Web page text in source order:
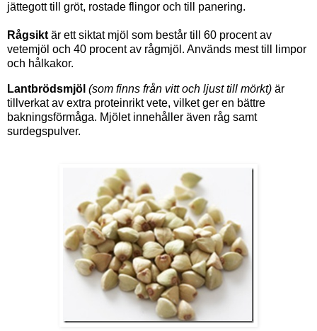
jättegott till gröt, rostade flingor och till panering.
Rågsiktär ett siktat mjöl som består till 60 procent av
vetemjöl och 40 procent av rågmjöl. Används mest till limpor
och hålkakor.
Lantbrödsmjöl (som finns från vitt och ljust till mörkt) är
tillverkat av extra proteinrikt vete, vilket ger en bättre
bakningsförmåga. Mjölet innehåller även råg samt
surdegspulver.